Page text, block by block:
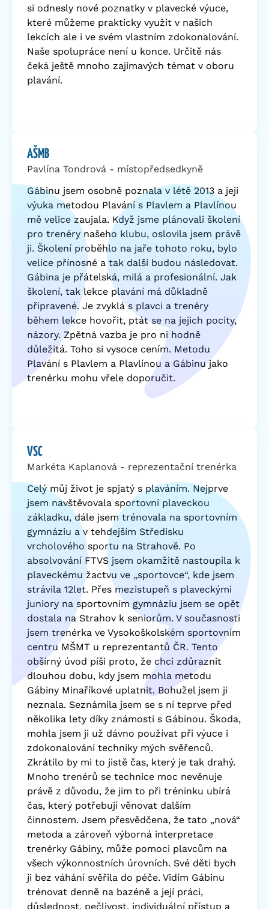
si odnesly nové poznatky v plavecké výuce,
které můžeme prakticky využít v našich
lekcích ale i ve svém vlastním zdokonalování.
Naše spolupráce není u konce. Určitě nás
čeká ještě mnoho zajímavých témat v oboru
plavání.
AŠMB
Pavlína Tondrová - místopředsedkyně
Gábinu jsem osobně poznala v létě 2013 a její
výuka metodou Plavání s Plavlem a Plavlínou
mě velice zaujala. Když jsme plánovali školení
pro trenéry našeho klubu, oslovila jsem právě
ji. Školení proběhlo na jaře tohoto roku, bylo
velice přínosné a tak další budou následovat.
Gábina je přátelská, milá a profesionální. Jak
školení, tak lekce plavání má důkladně
připravené. Je zvyklá s plavci a trenéry
během lekce hovořit, ptát se na jejich pocity,
názory. Zpětná vazba je pro ni hodně
důležitá. Toho si vysoce cením. Metodu
Plavání s Plavlem a Plavlínou a Gábinu jako
trenérku mohu vřele doporučit.
VSC
Markéta Kaplanová - reprezentační trenérka
Celý můj život je spjatý s plaváním. Nejprve
jsem navštěvovala sportovní plaveckou
základku, dále jsem trénovala na sportovním
gymnáziu a v tehdejším Středisku
vrcholového sportu na Strahově. Po
absolvování FTVS jsem okamžitě nastoupila k
plaveckému žactvu ve „sportovce“, kde jsem
strávila 12let. Přes mezistupeň s plaveckými
juniory na sportovním gymnáziu jsem se opět
dostala na Strahov k seniorům. V současnosti
jsem trenérka ve Vysokoškolském sportovním
centru MŠMT u reprezentantů ČR. Tento
obšírný úvod píši proto, že chci zdůraznit
dlouhou dobu, kdy jsem mohla metodu
Gábiny Minaříkové uplatnit. Bohužel jsem ji
neznala. Seznámila jsem se s ní teprve před
několika lety díky známosti s Gábinou. Škoda,
mohla jsem ji už dávno používat při výuce i
zdokonalování techniky mých svěřenců.
Zkrátilo by mi to jistě čas, který je tak drahý.
Mnoho trenérů se technice moc nevěnuje
právě z důvodu, že jim to při tréninku ubírá
čas, který potřebují věnovat dalším
činnostem. Jsem přesvědčena, že tato „nová“
metoda a zároveň výborná interpretace
trenérky Gábiny, může pomoci plavcům na
všech výkonnostních úrovních. Své děti bych
ji bez váhání svěřila do péče. Vidím Gábinu
trénovat denně na bazéně a její práci,
důslednost, pečlivost, individuální přístup a